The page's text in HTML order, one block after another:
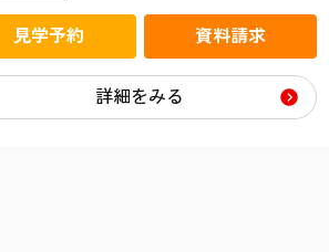
見学予約 資料請求
詳細をみる